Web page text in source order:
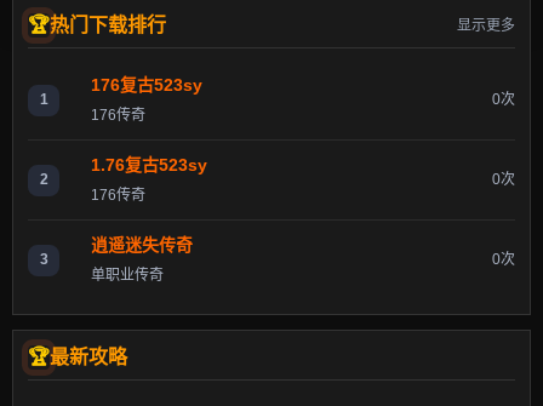
热门下载排行 显示更多
1
176复古523sy
176传奇
0次
2
1.76复古523sy
176传奇
0次
3
逍遥迷失传奇
单职业传奇
0次
最新攻略